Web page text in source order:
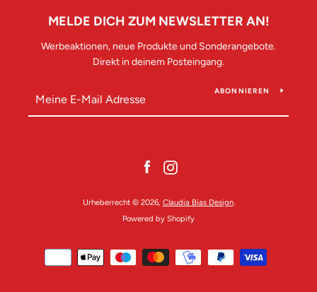
MELDE DICH ZUM NEWSLETTER AN!
Werbeaktionen, neue Produkte und Sonderangebote.
Direkt in deinem Posteingang.
ABONNIEREN
FacebookInstagram
Urheberrecht © 2026, Claudia Bias Design.
Powered by Shopify
Zahlungsarten